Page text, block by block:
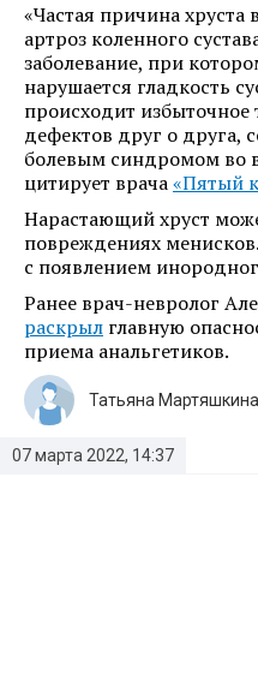
«Частая причина хруста
артроз коленного
заболевание, при
нарушается гладкость
происходит избыточное
дефектов друг о друга,
болевым синдромом во
цитирует врача«Пятый
Нарастающий хруст
повреждениях
с появлением
Ранее врач-невролог
раскрыл главную
приема анальгетиков.
07 марта 2022, 14:37
Татьяна Мартяшкина